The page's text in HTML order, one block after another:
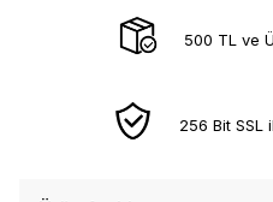
500 TL ve
256 Bit SSL